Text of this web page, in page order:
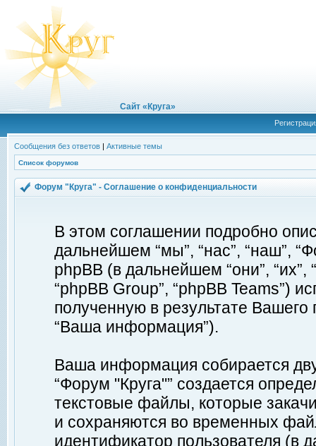
Сайт «Круга»
Сообщения без ответов | Активные темы
Список форумов
Форум "Круга" - Соглашение о конфиденциальности
В этом соглашении подробно
дальнейшем “мы”, “нас”, “наш”,
phpBB (в дальнейшем “они”, “их”,
“phpBB Group”, “phpBB Teams”)
полученную в результате
“Ваша информация”).
Ваша информация собирается
“Форум "Круга"” создается
текстовые файлы, которые
и сохраняются во временных
идентификатор пользователя (в